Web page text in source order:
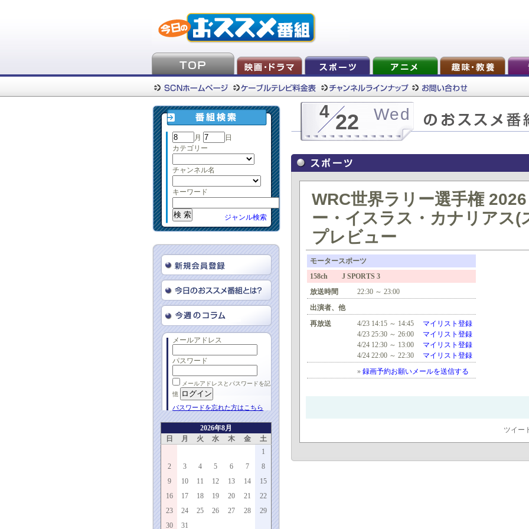
月
日
カテゴリー
チャンネル名
キーワード
ジャンル検索
メールアドレス
パスワード
メールアドレスとパスワードを記
憶
パスワードを忘れた方はこちら
2026年8月
日
月 火 水 木 金
土
1
2
3 4 5 6 7
8
9
10 11 12 13 14
15
16
17 18 19 20 21
22
23
24 25 26 27 28
29
30
31
4 22 Wed
WRC世界ラリー選手権
ー・イスラス・カナリアス(
プレビュー
モータースポーツ
158ch J SPORTS 3
放送時間
22:30 ～ 23:00
出演者、他
再放送
4/23 14:15 ～ 14:45 マイリスト登録
4/23 25:30 ～ 26:00 マイリスト登録
4/24 12:30 ～ 13:00 マイリスト登録
4/24 22:00 ～ 22:30 マイリスト登録
» 録画予約お願いメールを送信する
ツイー